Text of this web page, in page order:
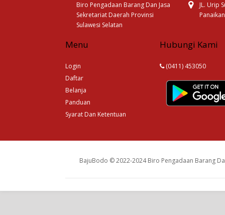
Biro Pengadaan Barang Dan Jasa
Sekretariat Daerah Provinsi
Sulawesi Selatan
JL. Urip
Menu
Login
Daftar
Belanja
Panduan
Syarat Dan Ketentuan
Hubungi Kami
(0411) 453050
BajuBodo © 2022-2024 Biro Pengadaan Barang